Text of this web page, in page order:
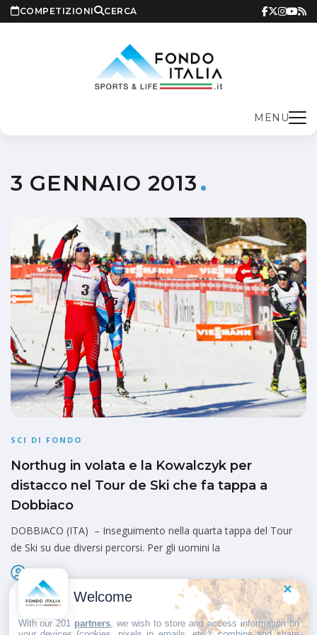
COMPETIZIONI CERCA
MENU
3 GENNAIO 2013
SCI DI FONDO
Northug in volata e la Kowalczyk per
distacco nel Tour de Ski che fa tappa a
Dobbiaco
DOBBIACO (ITA) – Inseguimento nella quarta tappa del Tour
de Ski su due diversi percorsi. Per gli uomini la
Admin
Pubblicato il
Welcome
With our 201 partners , we wish to store and access information on